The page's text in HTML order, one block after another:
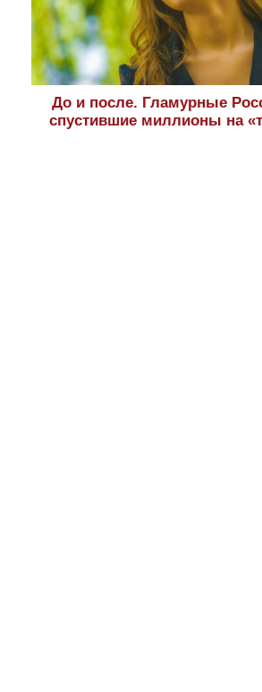
До и после. Гламурные
спустившие миллионы на